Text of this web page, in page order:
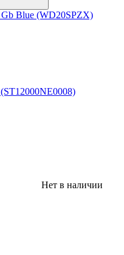
Blue (WD20SPZX)
Нет в наличии